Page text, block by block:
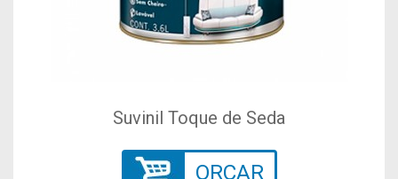
Suvinil Toque de Seda
ORÇAR